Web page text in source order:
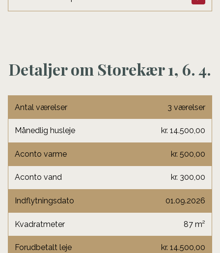
Detaljer om Storekær 1, 6. 4.
Antal værelser 3 værelser
Månedlig husleje kr. 14.500,00
Aconto varme kr. 500,00
Aconto vand kr. 300,00
Indflytningsdato 01.09.2026
Kvadratmeter 87 m²
Forudbetalt leje kr. 14.500,00